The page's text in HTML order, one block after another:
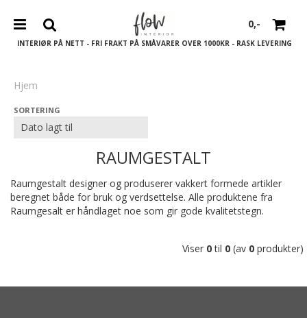
0,-
INTERIØR PÅ NETT - FRI FRAKT PÅ SMÅVARER OVER 1000KR - RASK LEVERING
Hjem
SORTERING
RAUMGESTALT
Raumgestalt designer og produserer vakkert formede artikler
beregnet både for bruk og verdsettelse. Alle produktene fra
Raumgesalt er håndlaget noe som gir gode kvalitetstegn.
Viser 0til 0 (av 0 produkter)